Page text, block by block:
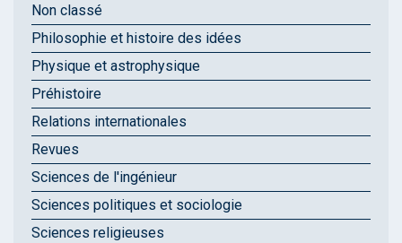
Non classé
Philosophie et histoire des idées
Physique et astrophysique
Préhistoire
Relations internationales
Revues
Sciences de l'ingénieur
Sciences politiques et sociologie
Sciences religieuses